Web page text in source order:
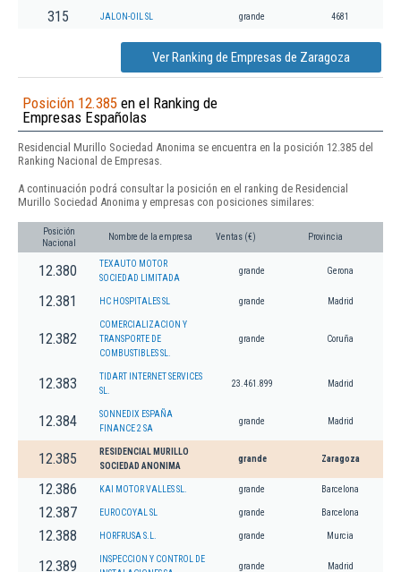
315 JALON-OIL SL grande 4681
Ver Ranking de Empresas de Zaragoza
Posición 12.385 en el Ranking de
Empresas Españolas
Residencial Murillo Sociedad Anonima se encuentra en la posición 12.385 del
Ranking Nacional de Empresas.
A continuación podrá consultar la posición en el ranking de Residencial
Murillo Sociedad Anonima y empresas con posiciones similares:
Posición
Nacional
Nombre de la empresa Ventas (€) Provincia
12.380
TEXAUTO MOTOR
SOCIEDAD LIMITADA
grande Gerona
12.381 HC HOSPITALES SL grande Madrid
12.382
COMERCIALIZACION Y
TRANSPORTE DE
COMBUSTIBLES SL.
grande Coruña
12.383
TIDART INTERNET SERVICES
SL.
23.461.899 Madrid
12.384
SONNEDIX ESPAÑA
FINANCE 2 SA
grande Madrid
12.385
RESIDENCIAL MURILLO
SOCIEDAD ANONIMA
grande Zaragoza
12.386 KAI MOTOR VALLES SL. grande Barcelona
12.387 EUROCOYAL SL grande Barcelona
12.388 HORFRUSA S.L. grande Murcia
12.389
INSPECCION Y CONTROL DE
grande Madrid